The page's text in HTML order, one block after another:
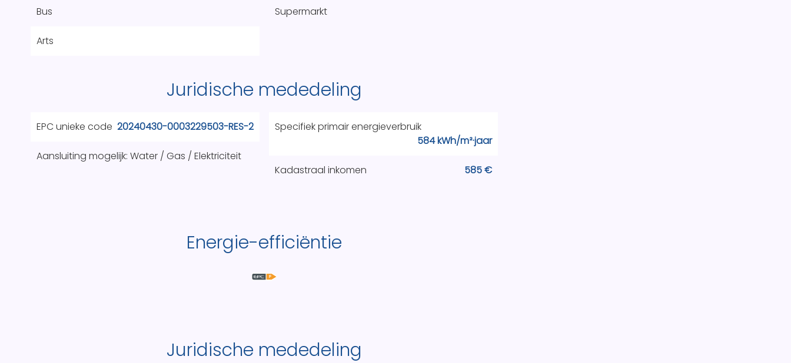
Bus Supermarkt
Arts
Juridische mededeling
EPC unieke code 20240430-0003229503-RES-2
Specifiek primair energieverbruik
584 kWh/m²·jaar
Aansluiting mogelijk: Water / Gas / Elektriciteit
Kadastraal inkomen
585 €
Energie-efficiëntie
F
Juridische mededeling